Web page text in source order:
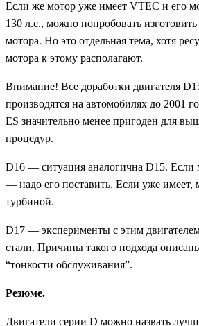
Если же мотор уже имеет VTEC и его
130 л.с., можно попробовать изготовить
мотора. Но это отдельная тема, хотя
мотора к этому располагают.
Внимание! Все доработки двигателя
производятся на автомобилях до 2001
ES значительно менее пригоден для
процедур.
D16 — ситуация аналогична D15. Если
— надо его поставить. Если уже имеет,
турбиной.
D17 — эксперименты с этим
стали. Причины такого подхода
“тонкости обслуживания”.
Резюме.
Двигатели серии D можно назвать